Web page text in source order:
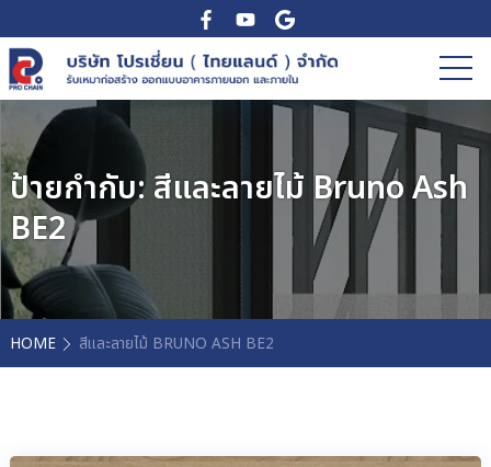
ป้ายกำกับ:สีและลายไม้ Bruno Ash
BE2
HOME สีและลายไม้ BRUNO ASH BE2